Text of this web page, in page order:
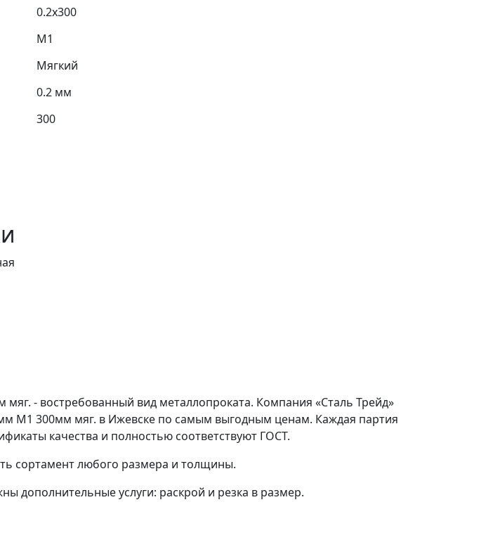
0.2х300
М1
Мягкий
0.2 мм
300
- востребованный вид металлопроката. Компания «Сталь Трейд»
М1 300мм мяг. в Ижевске по самым выгодным ценам. Каждая партия
качества и полностью соответствуют ГОСТ.
сортамент любого размера и толщины.
дополнительные услуги: раскрой и резка в размер.